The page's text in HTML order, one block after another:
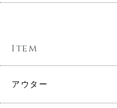
Item
アウター